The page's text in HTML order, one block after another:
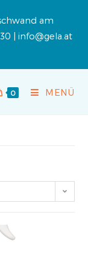
am
| info@gela.at
0 MENÜ